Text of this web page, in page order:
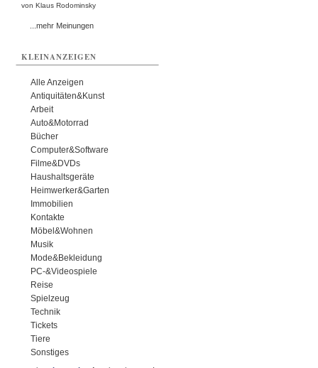
von Klaus Rodominsky
...mehr Meinungen
KLEINANZEIGEN
Alle Anzeigen
Antiquitäten&Kunst
Arbeit
Auto&Motorrad
Bücher
Computer&Software
Filme&DVDs
Haushaltsgeräte
Heimwerker&Garten
Immobilien
Kontakte
Möbel&Wohnen
Musik
Mode&Bekleidung
PC-&Videospiele
Reise
Spielzeug
Technik
Tickets
Tiere
Sonstiges